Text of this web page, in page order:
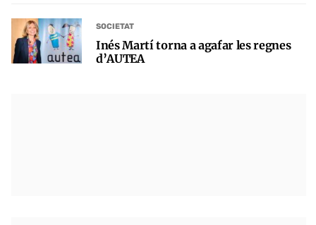
SOCIETAT
Inés Martí torna a agafar les regnes
d’AUTEA